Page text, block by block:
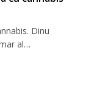
Dinu
al…